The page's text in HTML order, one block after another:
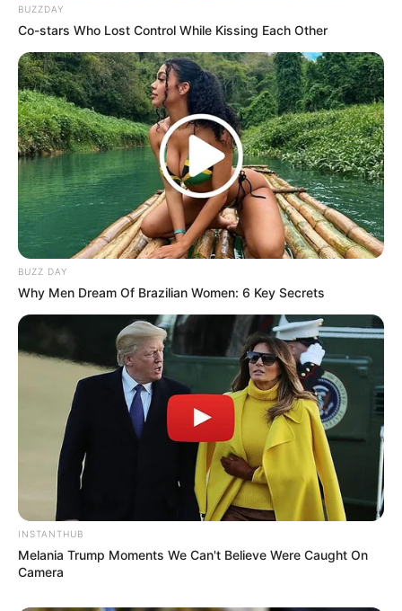
Salshabilla Adriani Haico Van der Veken
Yasmin Napper Aura Kasih
TULIS KOMENTAR
Alamat email Anda tidak akan dipublikasikan. Ruas yang wajib ditandai
BUZZDAY
Co-stars Who Lost Control While Kissing Each Other
BUZZ DAY
Why Men Dream Of Brazilian Women: 6 Key Secrets
INSTANTHUB
Melania Trump Moments We Can't Believe Were Caught On
Camera